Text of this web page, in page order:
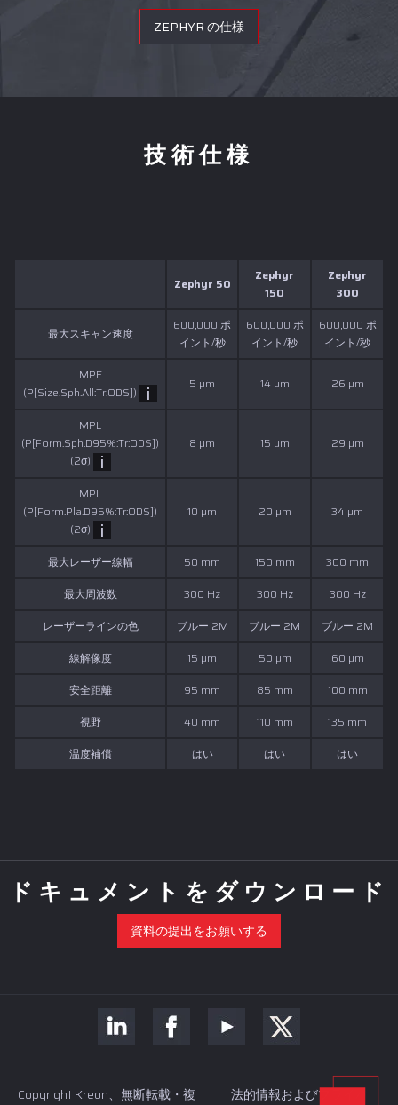
ZEPHYR の仕様
技術仕様
Zephyr 50
Zephyr
150
Zephyr
300
最大スキャン速度
600,000 ポ
イント/秒
600,000 ポ
イント/秒
600,000 ポ
イント/秒
MPE
(P[Size.Sph.All:Tr:ODS])
5 µm 14 µm 26 µm
MPL
(P[Form.Sph.D95%:Tr:ODS])
(2σ)
8 µm 15 µm 29 µm
MPL
(P[Form.Pla.D95%:Tr:ODS])
(2σ)
10 µm 20 µm 34 µm
最大レーザー線幅 50 mm 150 mm
300 mm
最大周波数
300 Hz 300 Hz
300 Hz
レーザーラインの色
ブルー 2M ブルー 2M
ブルー 2M
線解像度
15 µm 50 µm
60 µm
安全距離
95 mm 85 mm
100 mm
視野
40 mm 110 mm
135 mm
温度補償
はい はい はい
ドキュメントをダウンロード
資料の提出をお願いする
Copyright Kreon、無断転載・複
法的情報およびプライバ